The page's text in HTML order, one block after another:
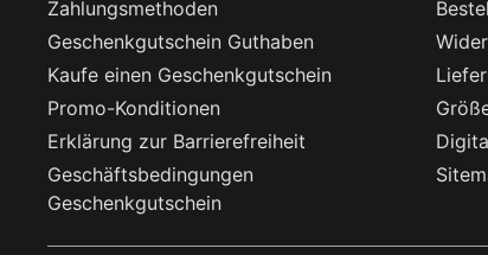
Zahlungsmethoden
Geschenkgutschein Guthaben
Kaufe einen Geschenkgutschein
Promo-Konditionen
Erklärung zur Barrierefreiheit
Geschäftsbedingungen
Geschenkgutschein